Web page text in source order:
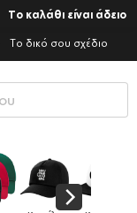
Το καλάθι είναι άδειο
Το δικό σου σχέδιο